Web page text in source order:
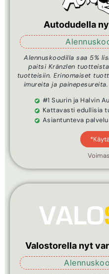
Autodudella
Alennuskoodilla saa 5%
paitsi Kränzlen
tuotteisiin. Erinomaiset
imureita ja
#1 Suurin ja Halvin
Kattavasti edullisia
Asiantunteva
Valostorella nyt